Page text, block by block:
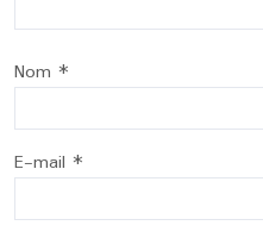
Nom *
E-mail *